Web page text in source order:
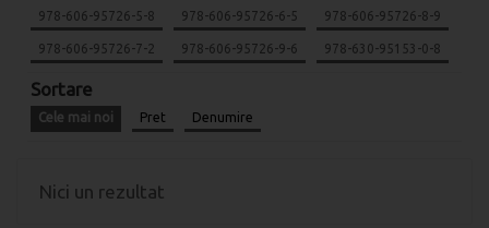
978-606-95726-5-8 978-606-95726-6-5 978-606-95726-8-9
978-606-95726-7-2 978-606-95726-9-6 978-630-95153-0-8
Sortare
Cele mai noi Pret Denumire
Nici un rezultat